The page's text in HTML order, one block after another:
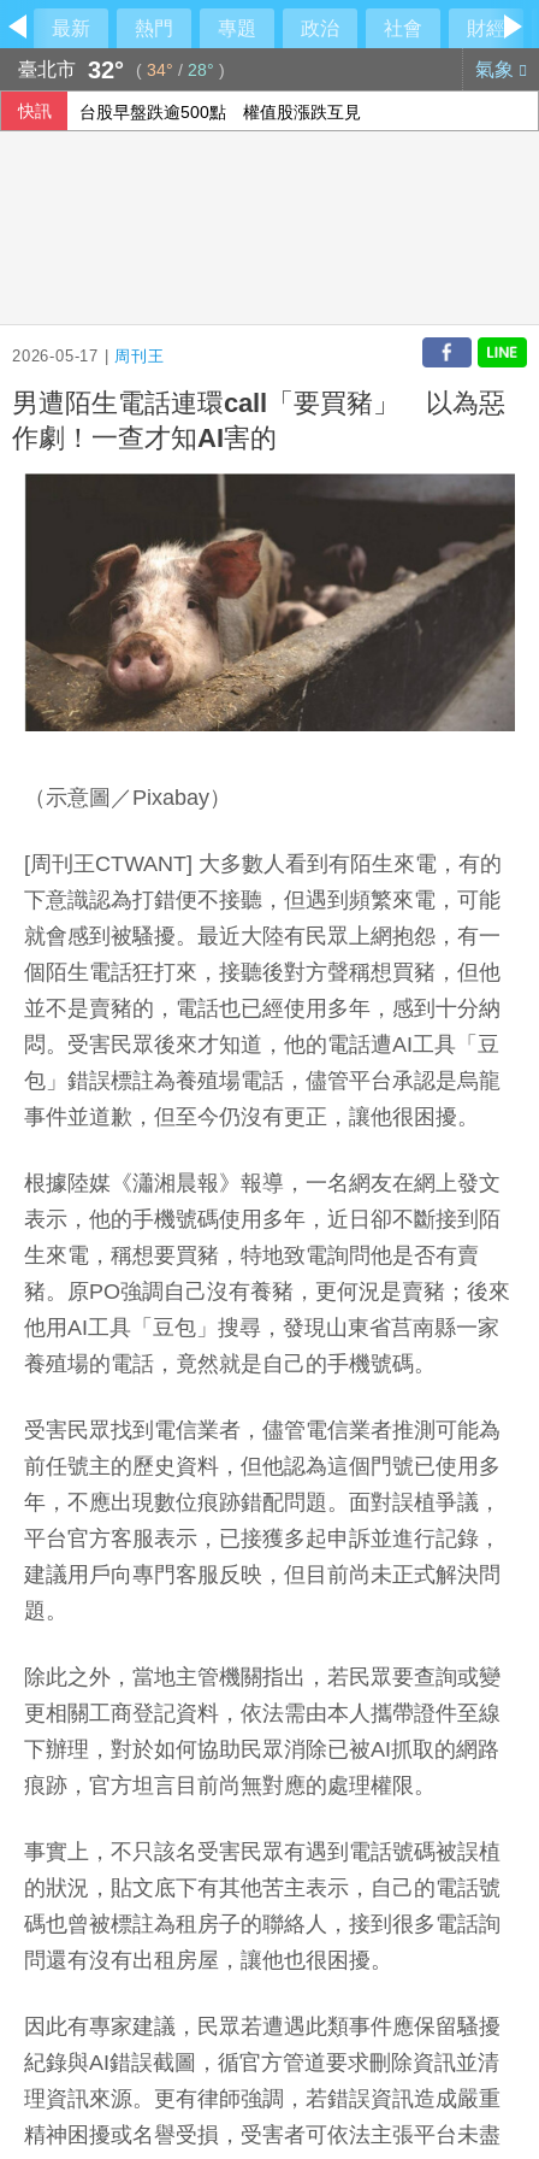
最新 熱門 專題 政治 社會
財經
臺北市 32° ( 34° / 28° ) 氣象
快訊 台股早盤跌逾500點 權值股漲跌互見
2026-05-17 | 周刊王
男遭陌生電話連環call「要買豬」 以為惡
作劇！一查才知AI害的
（示意圖／Pixabay）
[周刊王CTWANT] 大多數人看到有陌生來電，有的
下意識認為打錯便不接聽，但遇到頻繁來電，可能
就會感到被騷擾。最近大陸有民眾上網抱怨，有一
個陌生電話狂打來，接聽後對方聲稱想買豬，但他
並不是賣豬的，電話也已經使用多年，感到十分納
悶。受害民眾後來才知道，他的電話遭AI工具「豆
包」錯誤標註為養殖場電話，儘管平台承認是烏龍
事件並道歉，但至今仍沒有更正，讓他很困擾。
根據陸媒《瀟湘晨報》報導，一名網友在網上發文
表示，他的手機號碼使用多年，近日卻不斷接到陌
生來電，稱想要買豬，特地致電詢問他是否有賣
豬。原PO強調自己沒有養豬，更何況是賣豬；後來
他用AI工具「豆包」搜尋，發現山東省莒南縣一家
養殖場的電話，竟然就是自己的手機號碼。
受害民眾找到電信業者，儘管電信業者推測可能為
前任號主的歷史資料，但他認為這個門號已使用多
年，不應出現數位痕跡錯配問題。面對誤植爭議，
平台官方客服表示，已接獲多起申訴並進行記錄，
建議用戶向專門客服反映，但目前尚未正式解決問
題。
除此之外，當地主管機關指出，若民眾要查詢或變
更相關工商登記資料，依法需由本人攜帶證件至線
下辦理，對於如何協助民眾消除已被AI抓取的網路
痕跡，官方坦言目前尚無對應的處理權限。
事實上，不只該名受害民眾有遇到電話號碼被誤植
的狀況，貼文底下有其他苦主表示，自己的電話號
碼也曾被標註為租房子的聯絡人，接到很多電話詢
問還有沒有出租房屋，讓他也很困擾。
因此有專家建議，民眾若遭遇此類事件應保留騷擾
紀錄與AI錯誤截圖，循官方管道要求刪除資訊並清
理資訊來源。更有律師強調，若錯誤資訊造成嚴重
精神困擾或名譽受損，受害者可依法主張平台未盡